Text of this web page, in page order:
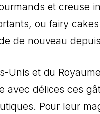
et creuse
ou fairy
de nouveau
Unis et du
avec délices ces
Pour leur